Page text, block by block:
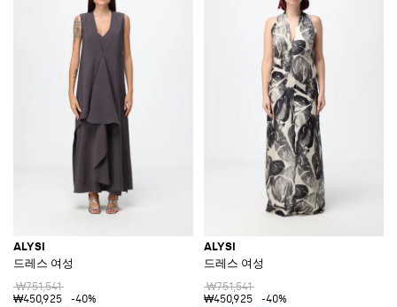
ALYSI
드레스 여성
₩751,541
₩450,925
-40%
ALYSI
드레스 여성
₩751,541
₩450,925
-40%